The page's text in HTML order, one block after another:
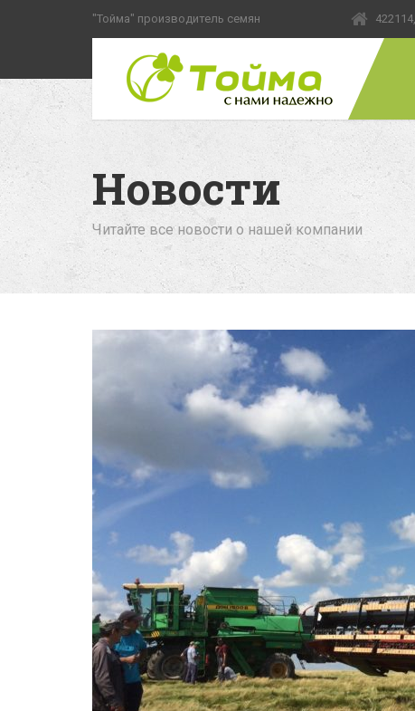
"Тойма" производитель семян
Новости
Читайте все новости о нашей компании